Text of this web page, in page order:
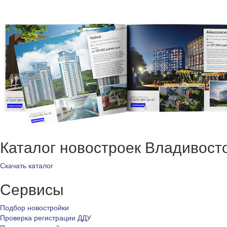
Каталог новостроек
Скачать каталог
Сервисы
Подбор новостройки
Проверка регистрации ДДУ